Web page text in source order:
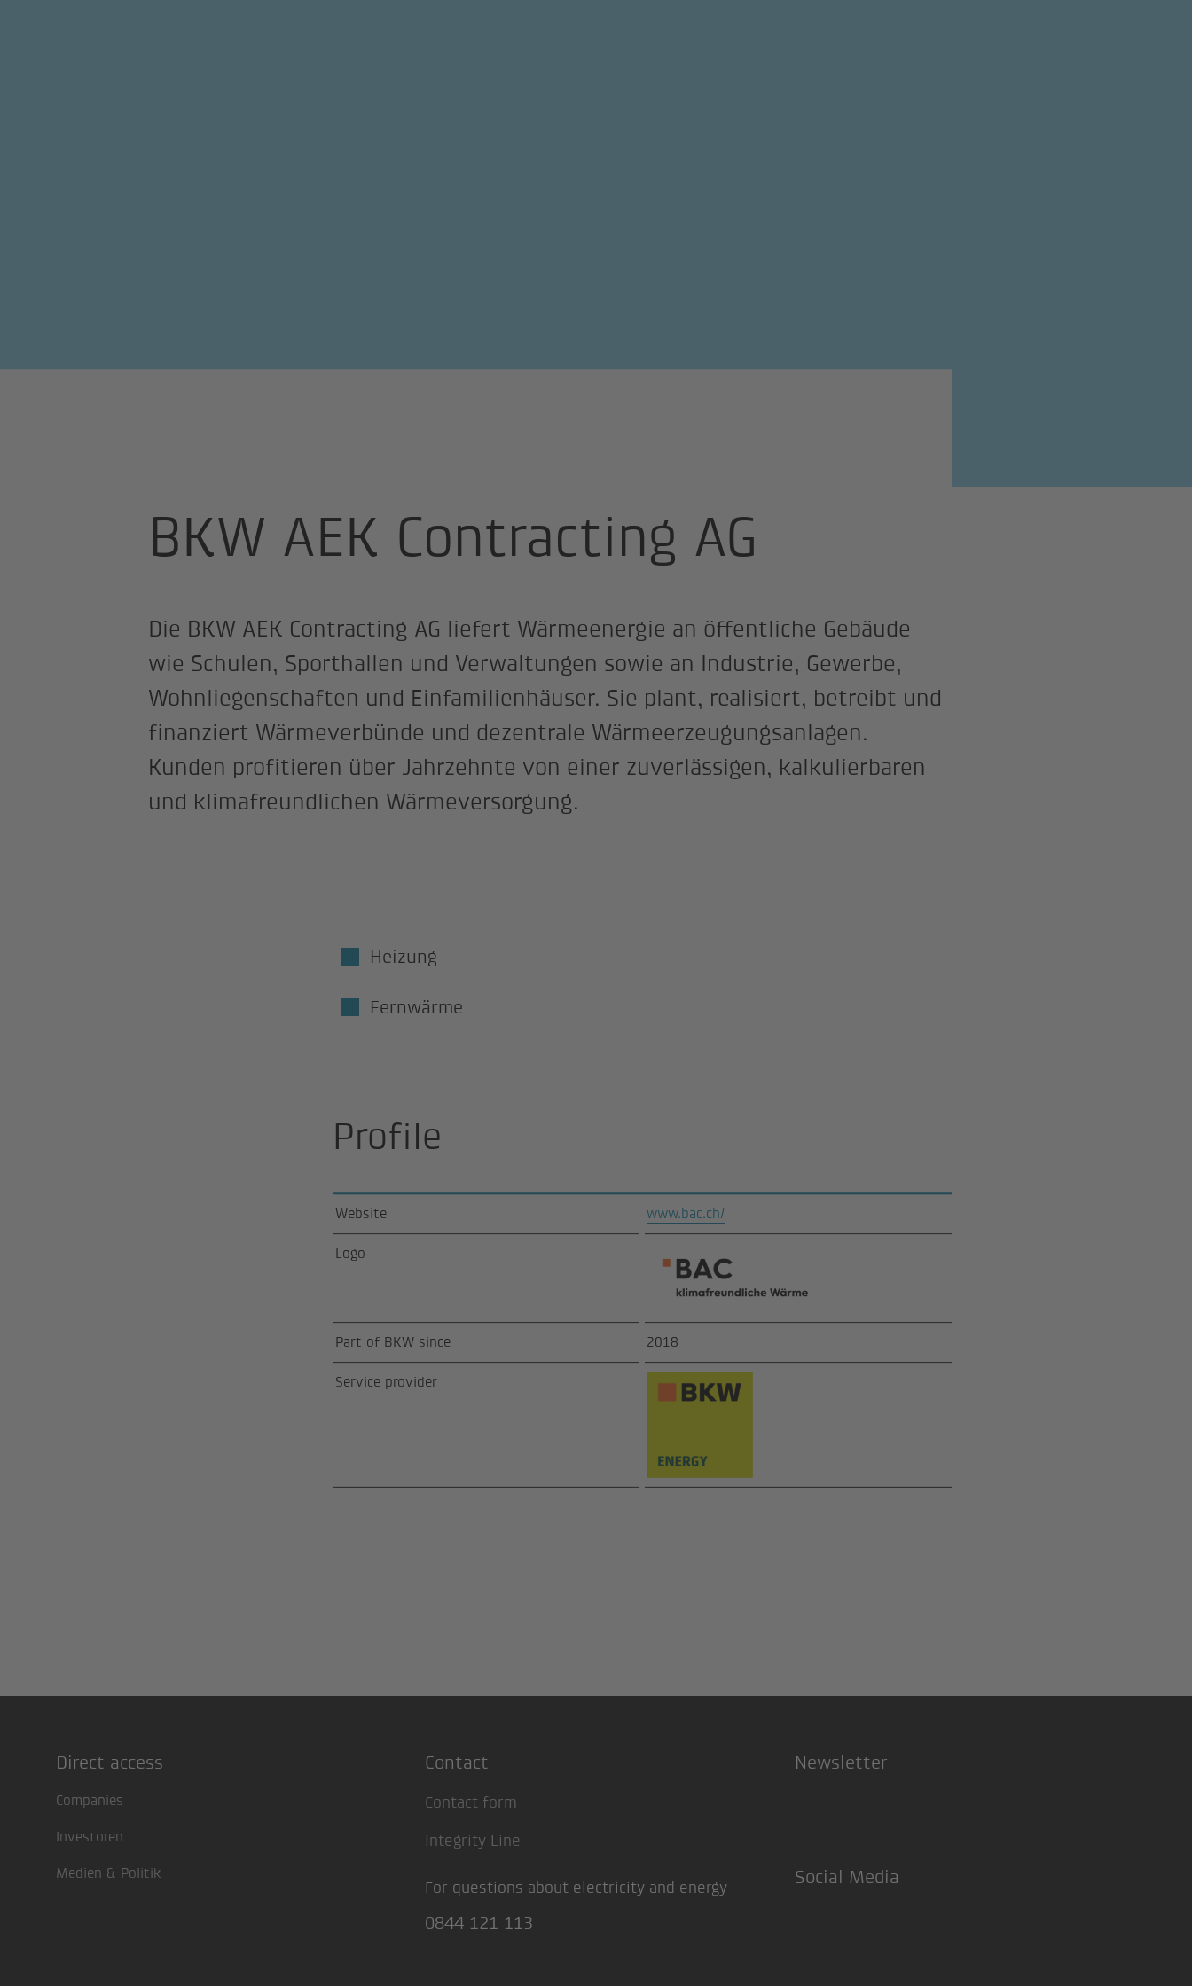
BKW AEK Contracting AG
Die BKW AEK Contracting AG liefert Wärmeenergie an öffentliche Gebäude
wie Schulen, Sporthallen und Verwaltungen sowie an Industrie, Gewerbe,
Wohnliegenschaften und Einfamilienhäuser. Sie plant, realisiert, betreibt und
finanziert Wärmeverbünde und dezentrale Wärmeerzeugungsanlagen.
Kunden profitieren über Jahrzehnte von einer zuverlässigen, kalkulierbaren
und klimafreundlichen Wärmeversorgung.
Heizung
Fernwärme
Profile
Website www.bac.ch/
Logo
Part of BKW since 2018
Service provider
FooterDirect access
Companies
Investoren
Medien & Politik
Contact
Contact form
Integrity Line
For questions about electricity and energy
0844 121 113
Newsletter
Social Media